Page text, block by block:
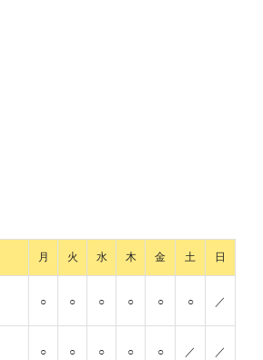
月 火 水 木 金 土 日
○ ○ ○ ○ ○ ○ ／
○ ○ ○ ○ ○ ／ ／